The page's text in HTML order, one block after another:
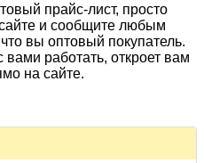
прайс-лист, просто
сайте и сообщите любым
вы оптовый покупатель.
работать, откроет вам
на сайте.